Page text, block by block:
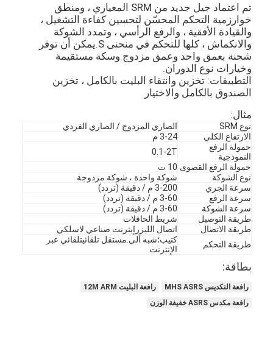
تم اعتماد جيل جديد من SRM المعياري ، ومنطق
خوارزمية التحكم المحسّن لتحسين كفاءة التشغيل ،
والقيادة الأفقية ، والرفع الرأسي ، وتمدد الشوكة
والانكماش ، كلها للتحكم في منحنى S.يمكن أن توفر
شحنة بعمق واحد وعمق مزدوج وسكة مستقيمة
وخيارات نوع الدوران.
التطبيقات: تخزين وانتقاء البليت بالكامل ، تخزين
الصندوق بالكامل والاختيار
مثال:
نوع SRM
الصاري المزدوج / الصاري الفردي
الارتفاع الكلي
3-24 م
حمولة الرفع
النموذجية
0.1-2T
حمولة الرفع القصوى 10 ت
نوع الشوكة
شوكة واحدة ، شوكة مزدوجة
سرعة الجري
3-200 م / دقيقة (تردد)
سرعة الرفع
3-60 م / دقيقة (تردد)
سرعة الشوكة
3-60 م / دقيقة (تردد)
طريقة التوصيل
شريط الحافلات
طريقة الاتصال
اتصال الليزرإيثرنت صناعي لاسلكي
طريقة التحكم
كتيب؛شبه آلي.مستقل تلقائيتلقائي عبر
الإنترنت
بطاقة:
رافعة التكديس MHS ASRS
رافعة البليت 12M ARM
رافعة مكدس ASRS خفيفة الوزن